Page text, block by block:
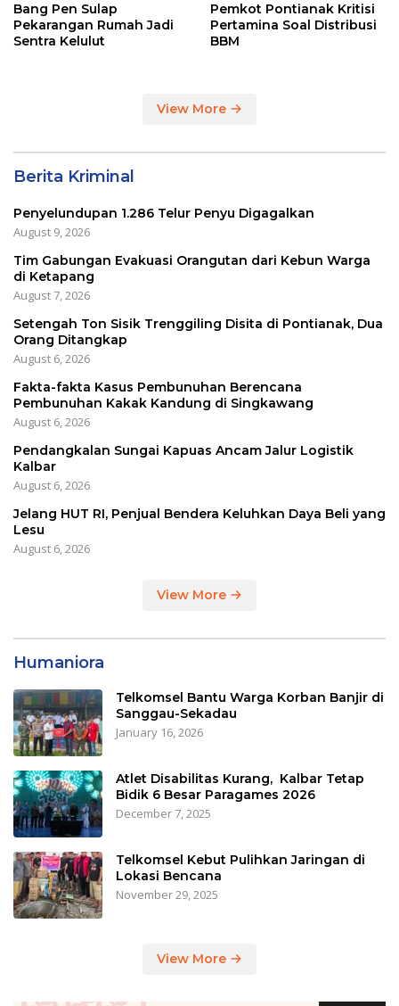
Bang Pen Sulap
Pekarangan Rumah Jadi
Sentra Kelulut
Pemkot Pontianak Kritisi
Pertamina Soal Distribusi
BBM
View More
Berita Kriminal
Penyelundupan 1.286 Telur Penyu Digagalkan
August 9, 2026
Tim Gabungan Evakuasi Orangutan dari Kebun Warga
di Ketapang
August 7, 2026
Setengah Ton Sisik Trenggiling Disita di Pontianak, Dua
Orang Ditangkap
August 6, 2026
Fakta-fakta Kasus Pembunuhan Berencana
Pembunuhan Kakak Kandung di Singkawang
August 6, 2026
Pendangkalan Sungai Kapuas Ancam Jalur Logistik
Kalbar
August 6, 2026
Jelang HUT RI, Penjual Bendera Keluhkan Daya Beli yang
Lesu
August 6, 2026
View More
Humaniora
Telkomsel Bantu Warga Korban Banjir di
Sanggau-Sekadau
January 16, 2026
Atlet Disabilitas Kurang, Kalbar Tetap
Bidik 6 Besar Paragames 2026
December 7, 2025
Telkomsel Kebut Pulihkan Jaringan di
Lokasi Bencana
November 29, 2025
View More